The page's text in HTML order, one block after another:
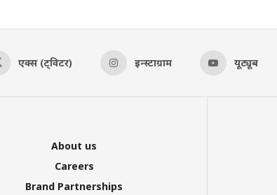
एक्स (ट्विटर) इन्स्टाग्राम यूट्यूब
About us
Careers
Brand Partnerships